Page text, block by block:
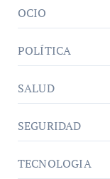
OCIO
POLÍTICA
SALUD
SEGURIDAD
TECNOLOGIA